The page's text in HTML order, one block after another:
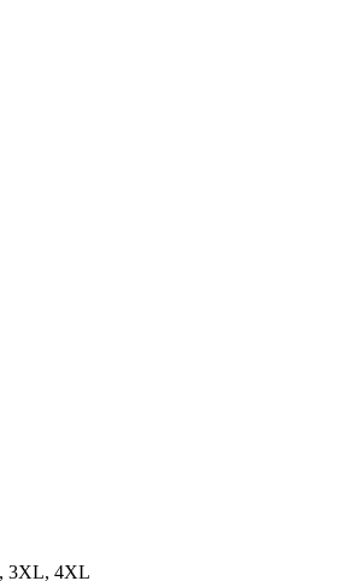
3XL, 4XL